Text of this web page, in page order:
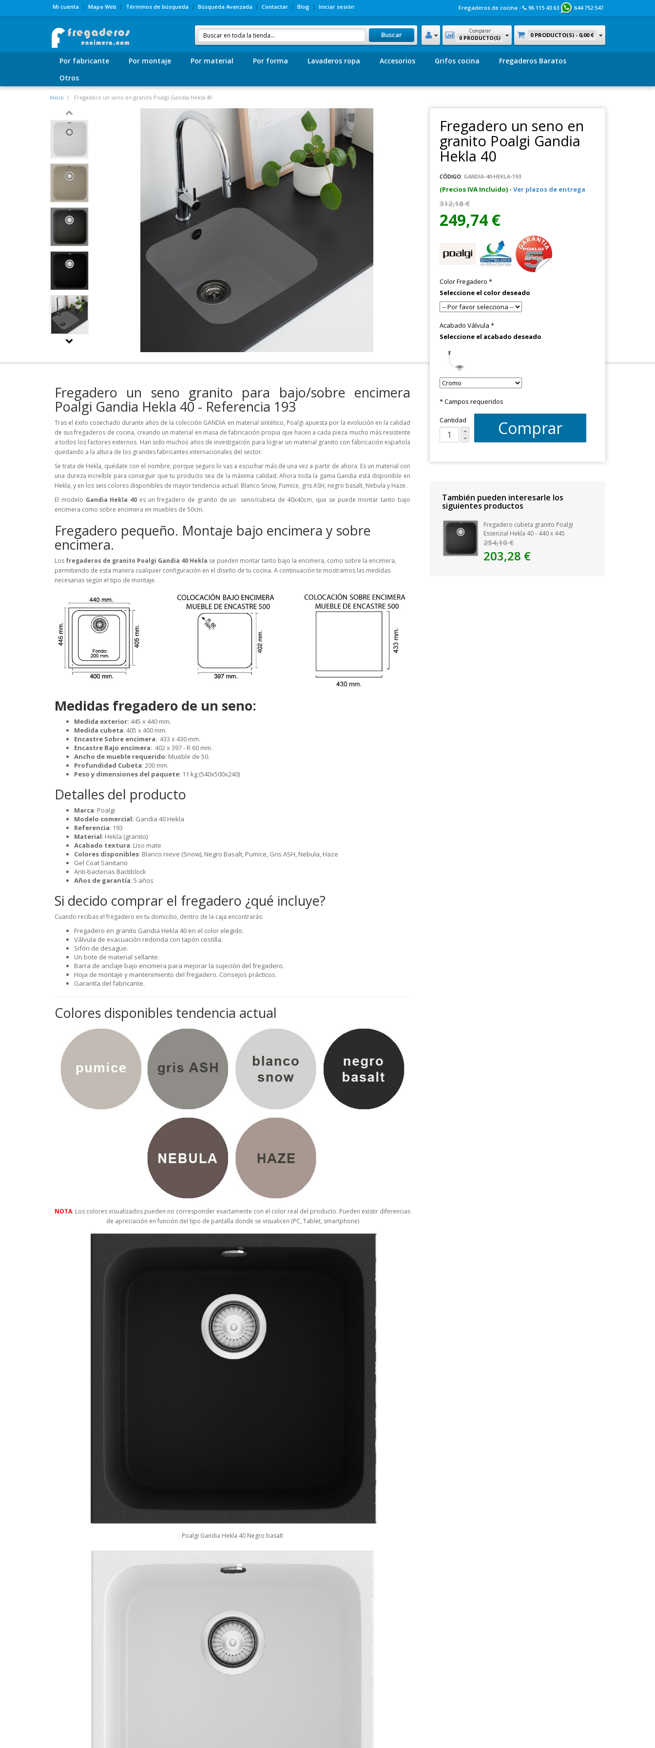
Mi cuenta Mapa Web Términos de búsqueda Búsqueda Avanzada Contactar Blog Iniciar sesión Fregaderos de cocina - 96 115 43 63 644 752 547
0 PRODUCTO(S) - 0,00 €
Comparar
0 PRODUCTO(S)
Buscar
Por fabricante Por montaje Por material Por forma Lavaderos ropa Accesorios Grifos cocina
Fregaderos Baratos
Otros
Inicio Fregadero un seno en granito Poalgi Gandia Hekla 40
Fregadero un seno en
granito Poalgi Gandia
Hekla 40
CÓDIGO: GANDIA-40-HEKLA-193
(Precios IVA Incluido) - Ver plazos de entrega
312,18 €
249,74 €
Color Fregadero *
Seleccione el color deseado
Acabado Válvula *
Seleccione el acabado deseado
* Campos requeridos
Cantidad Comprar
También pueden interesarle los
siguientes productos
Fregadero cubeta granito Poalgi
Essenzial Hekla 40 - 440 x 445
254,10 €
203,28 €
Fregadero un seno granito para bajo/sobre encimera
Poalgi Gandia Hekla 40 - Referencia 193
Tras el éxito cosechado durante años de la colección GANDIA en material sintético, Poalgi apuesta por la evolución en la calidad
de sus fregaderos de cocina, creando un material en masa de fabricación propia que hacen a cada pieza mucho más resistente
a todos los factores externos. Han sido muchos años de investigación para lograr un material granito con fabricación española
quedando a la altura de los grandes fabricantes internacionales del sector.
Se trata de Hekla, quédate con el nombre, porque seguro lo vas a escuchar más de una vez a partir de ahora. Es un material con
una dureza increíble para conseguir que tu producto sea de la máxima calidad. Ahora toda la gama Gandia está disponible en
Hekla, y en los seis colores disponibles de mayor tendencia actual: Blanco Snow, Pumice, gris ASH, negro basalt, Nebula y Haze.
El modelo Gandia Hekla 40 es un fregadero de granito de un seno/cubeta de 40x40cm, que se puede montar tanto bajo
encimera como sobre encimera en muebles de 50cm.
Fregadero pequeño. Montaje bajo encimera y sobre
encimera.
Los fregaderos de granito Poalgi Gandia 40 Hekla se pueden montar tanto bajo la encimera, como sobre la encimera,
permitiendo de esta manera cualquier configuración en el diseño de tu cocina. A continuación te mostramos las medidas
necesarias según el tipo de montaje.
Medidas fregadero de un seno:
Medida exterior: 445 x 440 mm.
Medida cubeta: 405 x 400 mm.
Encastre Sobre encimera: 433 x 430 mm.
Encastre Bajo encimera: 402 x 397 - R 60 mm.
Ancho de mueble requerido: Mueble de 50.
Profundidad Cubeta: 200 mm.
Peso y dimensiones del paquete: 11 kg (540x500x240)
Detalles del producto
Marca: Poalgi
Modelo comercial: Gandia 40 Hekla
Referencia: 193
Material: Hekla (granito)
Acabado textura: Liso mate
Colores disponibles: Blanco nieve (Snow), Negro Basalt, Pumice, Gris ASH, Nebula, Haze
Gel Coat Sanitario
Anti-bacterias Bactiblock
Años de garantía: 5 años
Si decido comprar el fregadero ¿qué incluye?
Cuando recibas el fregadero en tu domicilio, dentro de la caja encontrarás:
Fregadero en granito Gandia Hekla 40 en el color elegido.
Válvula de evacuación redonda con tapón cestilla.
Sifón de desagüe.
Un bote de material sellante.
Barra de anclaje bajo encimera para mejorar la sujeción del fregadero.
Hoja de montaje y mantenimiento del fregadero. Consejos prácticos.
Garantía del fabricante.
Colores disponibles tendencia actual
NOTA: Los colores visualizados pueden no corresponder exactamente con el color real del producto. Pueden existir diferencias
de apreciación en función del tipo de pantalla donde se visualicen (PC, Tablet, smartphone)
Poalgi Gandia Hekla 40 Negro basalt